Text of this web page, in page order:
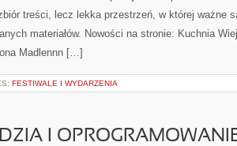
treści, lecz lekka przestrzeń, w której ważne
materiałów. Nowości na stronie: Kuchnia
Madlennn […]
FESTIWALE I WYDARZENIA
I